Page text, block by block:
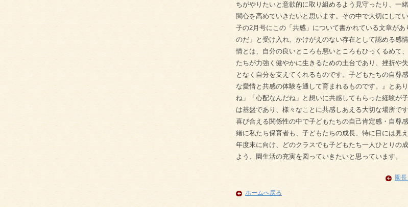
ちがやりたいと意欲的に取り組めるよう見守ったり、一
関心を高めていきたいと思います。その中で大切にして
子の2月号にこの「共感」について書かれている文章が
のだ」と受け入れ、かけがえのない存在として認める感
情とは、自分の良いところも悪いところもひっくるめて
たちが力強く健やかに生きるための土台であり、挫折や
となく自分を支えてくれるものです。子どもたちの自尊
な愛情と共感の体験を通して育まれるものです。』とあ
ね」「心配なんだね」と想いに共感してもらった経験が
は基盤であり、様々なことに共感しあえる大切な場所で
喜び合える関係性の中で子どもたちの自己肯定感・自尊
緒に私たち保育者も、子どもたちの成長、特に目には見
年度末に向け、どのクラスでも子どもたち一人ひとりの
よう、園生活の充実を図っていきたいと思っています。
園
ホームへ戻る